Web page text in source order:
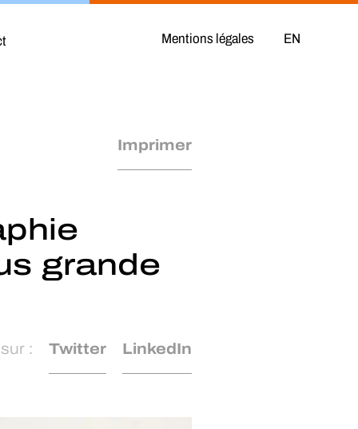
Mentions légales
Imprimer
grande
: Twitter LinkedIn